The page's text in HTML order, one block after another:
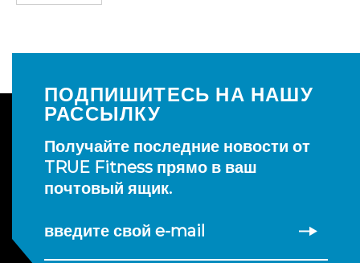
ПОДПИШИТЕСЬ НА НАШУ
РАССЫЛКУ
Получайте последние новости от
TRUE Fitness прямо в ваш
почтовый ящик.
введите свой e-mail